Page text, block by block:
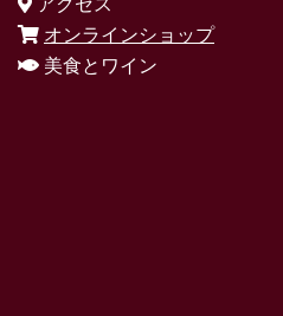
アクセス
オンラインショップ
美食とワイン